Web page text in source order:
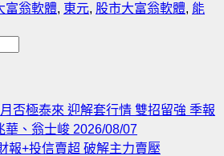
富翁軟體, 東元, 股市大富翁軟體, 能
否極泰來 迎解套行情 雙招留強 季報
華、翁士峻 2026/08/07
報+投信賣超 破解主力賣壓